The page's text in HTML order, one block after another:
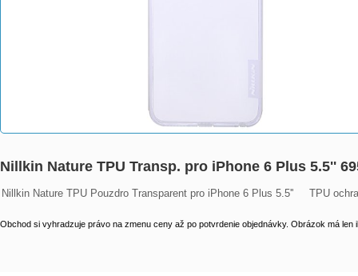
Nillkin Nature TPU Transp. pro iPhone 6 Plus 5.5''
Nillkin Nature TPU Pouzdro Transparent pro iPhone 6 Plus 5.5''     TPU
Obchod si vyhradzuje právo na zmenu ceny až po potvrdenie objednávky. Obrázok má len